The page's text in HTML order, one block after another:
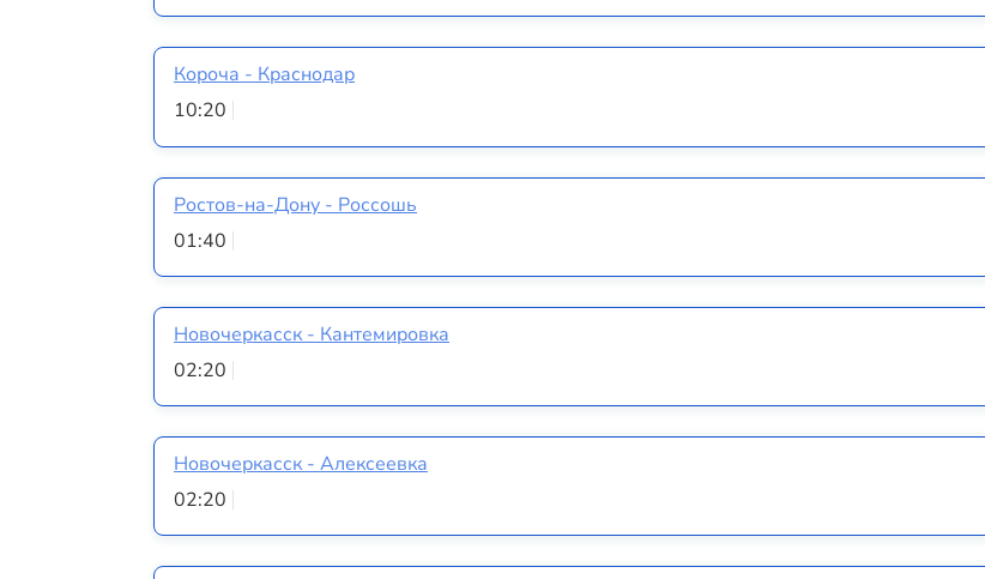
Короча - Краснодар
10:20
Ростов-на-Дону - Россошь
01:40
Новочеркасск - Кантемировка
02:20
Новочеркасск - Алексеевка
02:20